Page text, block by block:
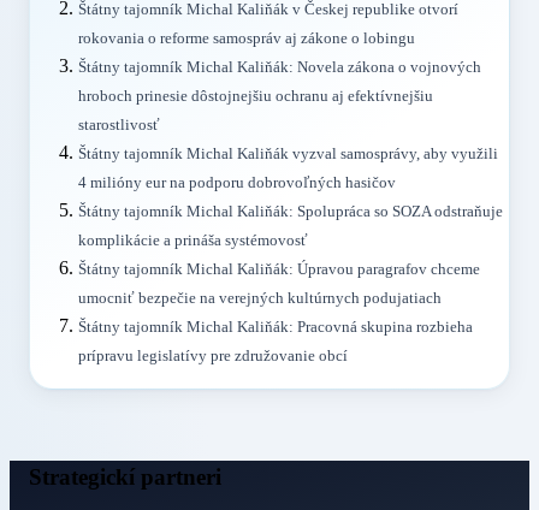
Štátny tajomník Michal Kaliňák v Českej republike otvorí
rokovania o reforme samospráv aj zákone o lobingu
Štátny tajomník Michal Kaliňák: Novela zákona o vojnových
hroboch prinesie dôstojnejšiu ochranu aj efektívnejšiu
starostlivosť
Štátny tajomník Michal Kaliňák vyzval samosprávy, aby využili
4 milióny eur na podporu dobrovoľných hasičov
Štátny tajomník Michal Kaliňák: Spolupráca so SOZA odstraňuje
komplikácie a prináša systémovosť
Štátny tajomník Michal Kaliňák: Úpravou paragrafov chceme
umocniť bezpečie na verejných kultúrnych podujatiach
Štátny tajomník Michal Kaliňák: Pracovná skupina rozbieha
prípravu legislatívy pre združovanie obcí
Strategickí partneri